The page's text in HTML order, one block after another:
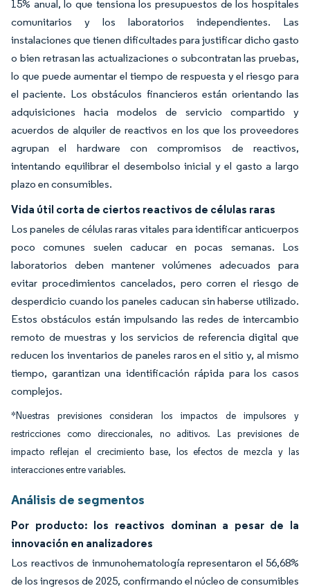
15% anual, lo que tensiona los presupuestos de los hospitales
comunitarios y los laboratorios independientes. Las
instalaciones que tienen dificultades para justificar dicho gasto
o bien retrasan las actualizaciones o subcontratan las pruebas,
lo que puede aumentar el tiempo de respuesta y el riesgo para
el paciente. Los obstáculos financieros están orientando las
adquisiciones hacia modelos de servicio compartido y
acuerdos de alquiler de reactivos en los que los proveedores
agrupan el hardware con compromisos de reactivos,
intentando equilibrar el desembolso inicial y el gasto a largo
plazo en consumibles.
Vida útil corta de ciertos reactivos de células raras
Los paneles de células raras vitales para identificar anticuerpos
poco comunes suelen caducar en pocas semanas. Los
laboratorios deben mantener volúmenes adecuados para
evitar procedimientos cancelados, pero corren el riesgo de
desperdicio cuando los paneles caducan sin haberse utilizado.
Estos obstáculos están impulsando las redes de intercambio
remoto de muestras y los servicios de referencia digital que
reducen los inventarios de paneles raros en el sitio y, al mismo
tiempo, garantizan una identificación rápida para los casos
complejos.
*Nuestras previsiones consideran los impactos de impulsores y
restricciones como direccionales, no aditivos. Las previsiones de
impacto reflejan el crecimiento base, los efectos de mezcla y las
interacciones entre variables.
Análisis de segmentos
Por producto: los reactivos dominan a pesar de la
innovación en analizadores
Los reactivos de inmunohematología representaron el 56,68%
de los ingresos de 2025, confirmando el núcleo de consumibles